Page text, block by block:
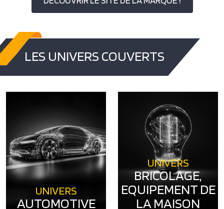
LES UNIVERS COUVERTS
UNIVERS
AUTOMOTIVE
UNIVERS
BRICOLAGE,
EQUIPEMENT DE
LA MAISON